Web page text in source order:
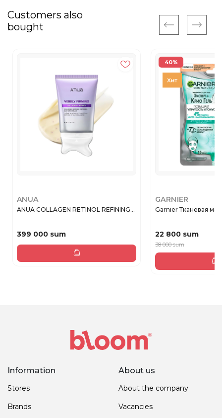
Customers also
bought
ANUA
ANUA COLLAGEN RETINOL REFINING...
399 000 sum
40%
GARNIER
Garnier Тканевая
22 800 sum
38 000 sum
Information
Stores
Brands
About us
About the company
Vacancies